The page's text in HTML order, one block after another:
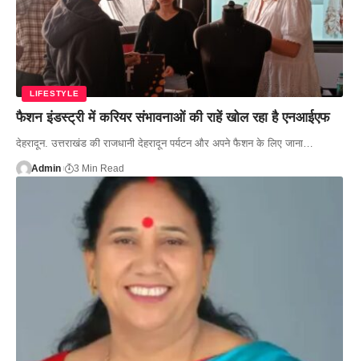
LIFESTYLE
फैशन इंडस्ट्री में करियर संभावनाओं की राहें खोल रहा है एनआईएफ
देहरादून. उत्तराखंड की राजधानी देहरादून पर्यटन और अपने फैशन के लिए जाना…
Admin 3 Min Read